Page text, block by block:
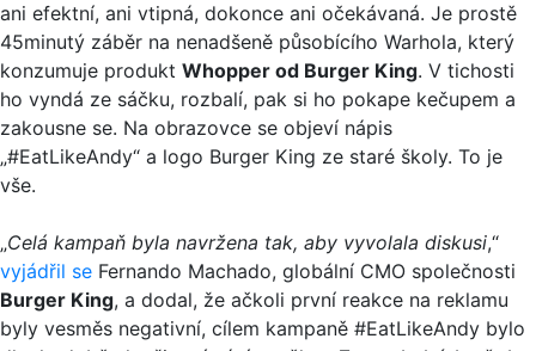
ani efektní, ani vtipná, dokonce ani očekávaná. Je prostě
45minutý záběr na nenadšeně působícího Warhola, který
konzumuje produkt Whopper od Burger King. V tichosti
ho vyndá ze sáčku, rozbalí, pak si ho pokape kečupem a
zakousne se. Na obrazovce se objeví nápis
„#EatLikeAndy“ a logo Burger King ze staré školy. To je
vše.
„Celá kampaň byla navržena tak, aby vyvolala diskusi,“
vyjádřil se Fernando Machado, globální CMO společnosti
Burger King, a dodal, že ačkoli první reakce na reklamu
byly vesměs negativní, cílem kampaně #EatLikeAndy bylo